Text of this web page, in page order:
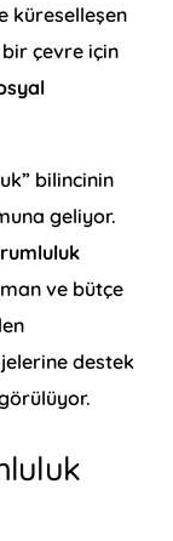
küreselleşen
çevre için
bilincinin
geliyor.
ve bütçe
destek